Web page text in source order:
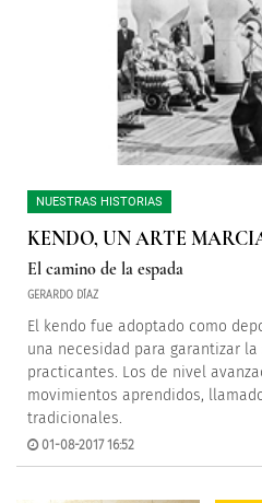
NUESTRAS HISTORIAS
KENDO, UN ARTE
El camino de la espada
GERARDO DÍAZ
El kendo fue adoptado como
una necesidad para garantizar
practicantes. Los de nivel
movimientos aprendidos,
tradicionales.
01-08-2017 16:52